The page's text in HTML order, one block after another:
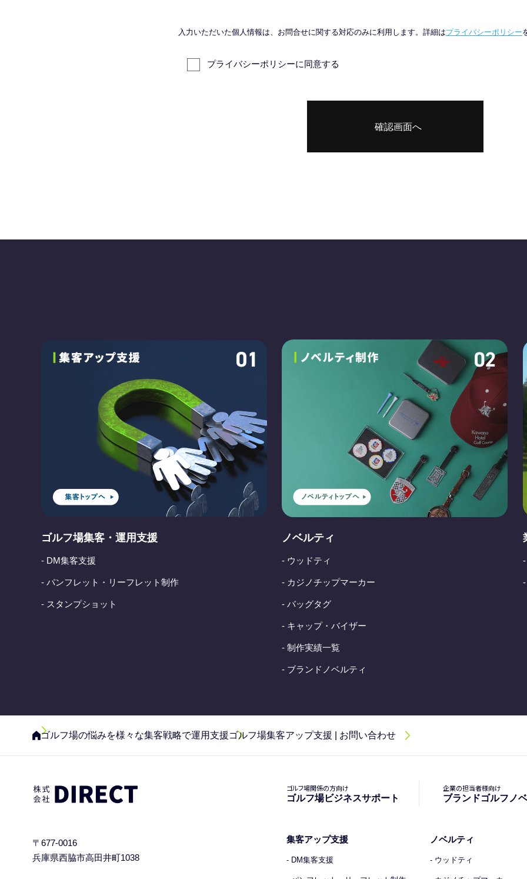
入力いただいた個人情報は、お問合せに関する対応のみに利用します。詳細はプライバシーポリシー
プライバシーポリシーに同意する
ゴルフ場集客・運用支援
- DM集客支援
- パンフレット・リーフレット制作
- スタンプショット
ノベルティ
- ウッドティ
- カジノチップマーカー
- バッグタグ
- キャップ・バイザー
- 制作実績一覧
- ブランドノベルティ
ゴルフ場の悩みを様々な集客戦略で運用支援ゴルフ場集客アップ支援 | お問い合わせ
〒677-0016
兵庫県西脇市高田井町1038
ゴルフ場関係の方向け
ゴルフ場ビジネスサポート
企業の担当者様向け
ブランドゴルフノ
集客アップ支援
- DM集客支援
ノベルティ
- ウッドティ